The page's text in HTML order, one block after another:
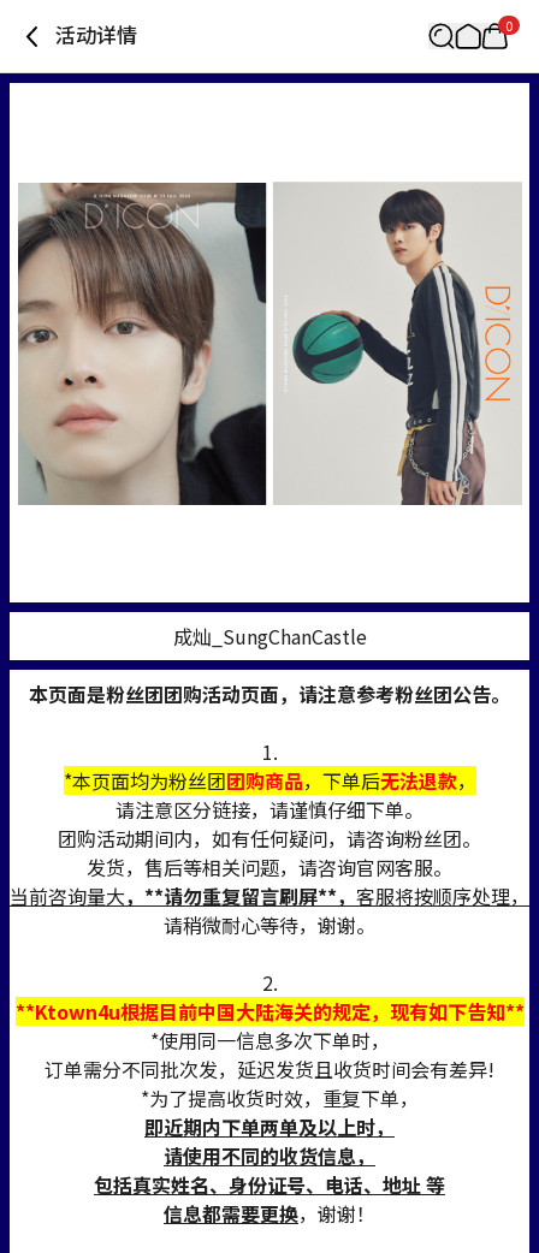
活动详情 0
成灿_SungChanCastle
本页面是粉丝团团购活动页面，请注意参考粉丝团公告。
1.
*本页面均为粉丝团团购商品，下单后无法退款，
请注意区分链接，请谨慎仔细下单。
团购活动期间内，如有任何疑问，请咨询粉丝团。
发货，售后等相关问题，请咨询官网客服。
当前咨询量大，**请勿重复留言刷屏**， 客服将按顺序处理，
请稍微耐心等待，谢谢。
2.
**Ktown4u根据目前中国大陆海关的规定，现有如下告知**
*使用同一信息多次下单时，
订单需分不同批次发，延迟发货且收货时间会有差异!
*为了提高收货时效，重复下单，
即近期内下单两单及以上时，
请使用不同的收货信息，
包括真实姓名、身份证号、电话、地址 等
信息都需要更换，谢谢！